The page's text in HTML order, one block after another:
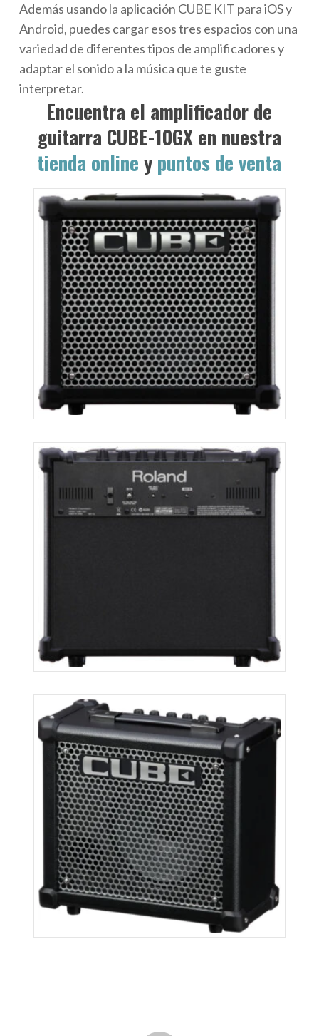
Además usando la aplicación CUBE KIT para iOS y
Android, puedes cargar esos tres espacios con una
variedad de diferentes tipos de amplificadores y
adaptar el sonido a la música que te guste
interpretar.
Encuentra el amplificador de
guitarra CUBE-10GX en nuestra
tienda online y puntos de venta